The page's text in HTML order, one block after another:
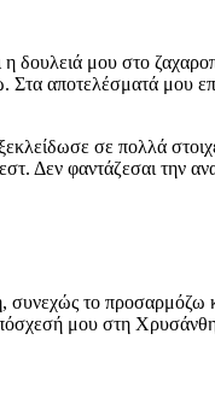
μου στο
αποτελέσματά μου
σε πολλά
Δεν φαντάζεσαι την
συνεχώς το προσαρμόζω
μου στη Χρυσάνθη